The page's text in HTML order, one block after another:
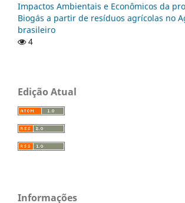
Impactos Ambientais e Econômicos da
Biogás a partir de resíduos agrícolas no
brasileiro
4
Edição Atual
Informações